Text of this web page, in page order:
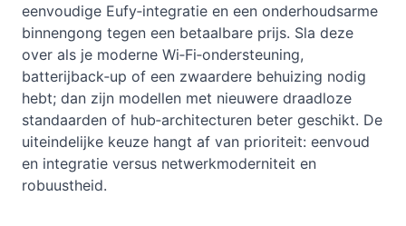
eenvoudige Eufy‑integratie en een onderhoudsarme
binnengong tegen een betaalbare prijs. Sla deze
over als je moderne Wi‑Fi‑ondersteuning,
batterijback‑up of een zwaardere behuizing nodig
hebt; dan zijn modellen met nieuwere draadloze
standaarden of hub‑architecturen beter geschikt. De
uiteindelijke keuze hangt af van prioriteit: eenvoud
en integratie versus netwerkmoderniteit en
robuustheid.